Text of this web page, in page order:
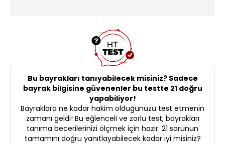
Bu bayrakları tanıyabilecek misiniz? Sadece
bayrak bilgisine güvenenler bu testte 21 doğru
yapabiliyor!
Bayraklara ne kadar hakim olduğunuzu test etmenin
zamanı geldi! Bu eğlenceli ve zorlu test, bayrakları
tanıma becerilerinizi ölçmek için hazır. 21 sorunun
tamamını doğru yanıtlayabilecek kadar iyi misiniz?